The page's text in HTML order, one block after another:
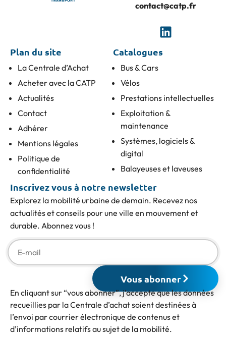
contact@catp.fr
Plan du site
La Centrale d’Achat
Acheter avec la CATP
Actualités
Contact
Adhérer
Mentions légales
Politique de
confidentialité
Catalogues
Bus & Cars
Vélos
Prestations intellectuelles
Exploitation &
maintenance
Systèmes, logiciels &
digital
Balayeuses et laveuses
Inscrivez vous à notre newsletter
Explorez la mobilité urbaine de demain. Recevez nos
actualités et conseils pour une ville en mouvement et
durable. Abonnez vous !
Vous abonner
En cliquant sur “vous abonner”, j’accepte que les données
recueillies par la Centrale d’achat soient destinées à
l’envoi par courrier électronique de contenus et
d’informations relatifs au sujet de la mobilité.